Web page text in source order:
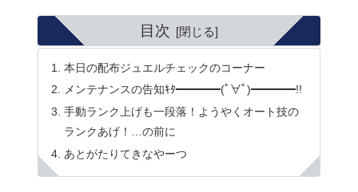
目次
本日の配布ジュエルチェックのコーナー
メンテナンスの告知ｷﾀ━━━━(ﾟ∀ﾟ)━━━━!!
手動ランク上げも一段落！ようやくオート技の
ランクあげ！…の前に
あとがたりてきなやーつ